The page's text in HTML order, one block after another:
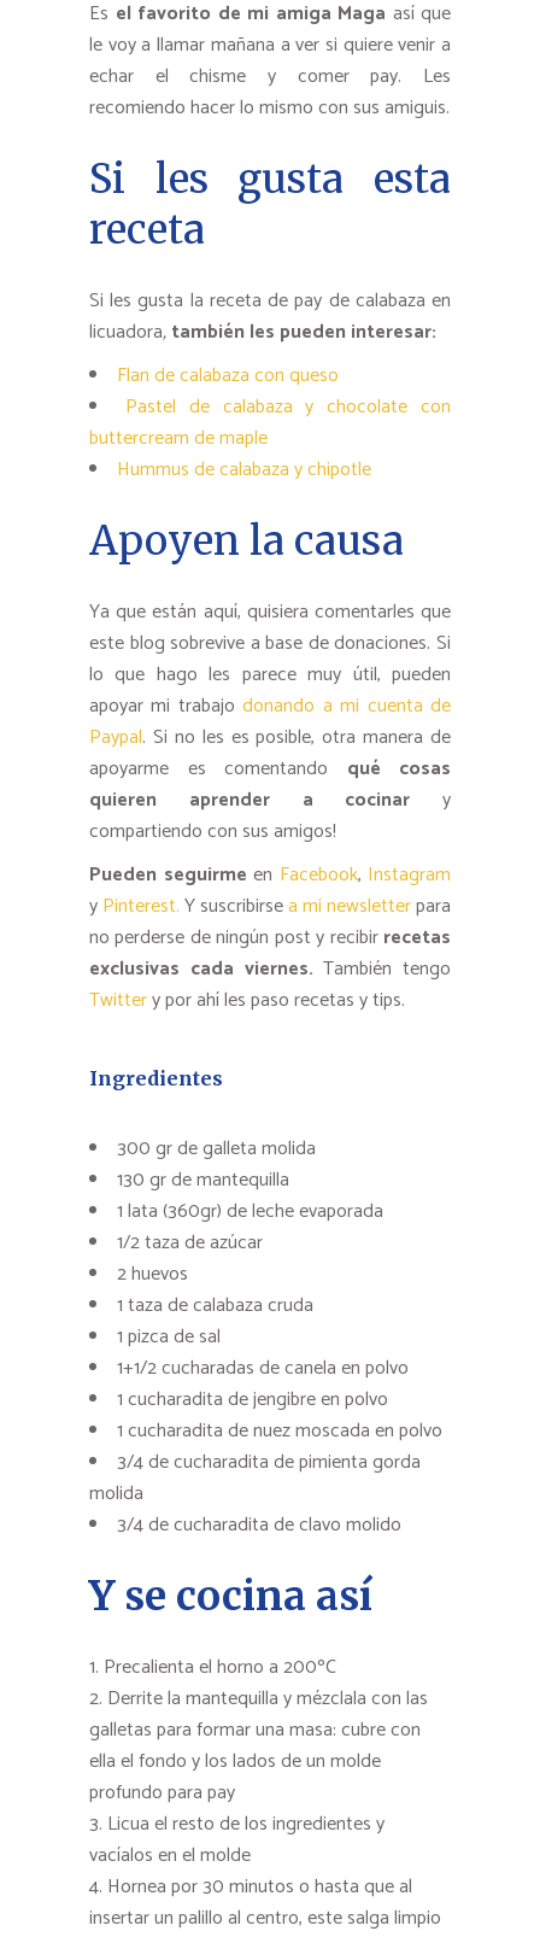
Es el favorito de mi amiga Maga así que
le voy a llamar mañana a ver si quiere venir a
echar el chisme y comer pay. Les
recomiendo hacer lo mismo con sus amiguis.
Si les gusta esta
receta
Si les gusta la receta de pay de calabaza en
licuadora,también les pueden interesar:
Flan de calabaza con queso
Pastel de calabaza y chocolate con
buttercream de maple
Hummus de calabaza y chipotle
Apoyen la causa
Ya que están aquí, quisiera comentarles que
este blog sobrevive a base de donaciones. Si
lo que hago les parece muy útil, pueden
apoyar mi trabajodonando a mi cuenta de
Paypal. Si no les es posible, otra manera de
apoyarme es comentando qué cosas
quieren aprender a cocinar y
compartiendo con sus amigos!
Pueden seguirme en Facebook, Instagram
yPinterest.Y suscribirsea mi newsletterpara
no perderse de ningún post y recibirrecetas
exclusivas cada viernes. También tengo
Twittery por ahí les paso recetas y tips.
Ingredientes
300 gr de galleta molida
130 gr de mantequilla
1 lata (360gr) de leche evaporada
1/2 taza de azúcar
2 huevos
1 taza de calabaza cruda
1 pizca de sal
1+1/2 cucharadas de canela en polvo
1 cucharadita de jengibre en polvo
1 cucharadita de nuez moscada en polvo
3/4 de cucharadita de pimienta gorda
molida
3/4 de cucharadita de clavo molido
Y se cocina así
Precalienta el horno a 200ºC
Derrite la mantequilla y mézclala con las
galletas para formar una masa: cubre con
ella el fondo y los lados de un molde
profundo para pay
Licua el resto de los ingredientes y
vacíalos en el molde
Hornea por 30 minutos o hasta que al
insertar un palillo al centro, este salga limpio